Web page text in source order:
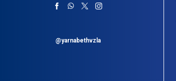
@yarnabethvzla